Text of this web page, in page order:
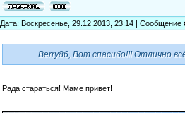
Дата: Воскресенье, 29.12.2013, 23:14 | Сообщение
Berry86, Вот спасибо!!! Отлично
Рада стараться! Маме привет!